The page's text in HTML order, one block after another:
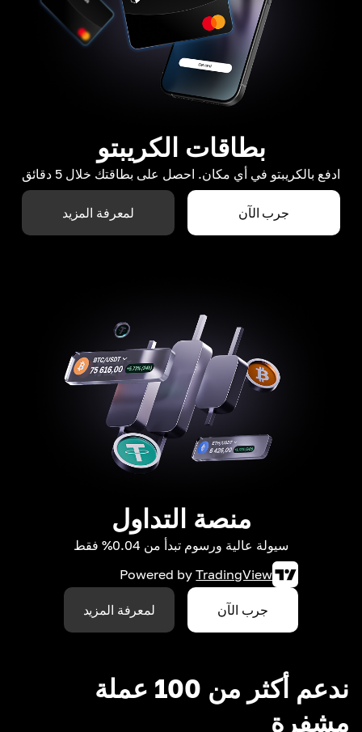
بطاقات الكريبتو
ادفع بالكريبتو في أي مكان. احصل على بطاقتك خلال 5 دقائق
جرب الآن لمعرفة المزيد
منصة التداول
سيولة عالية ورسوم تبدأ من 0.04% فقط
Powered by TradingView
جرب الآن لمعرفة المزيد
ندعم أكثر من 100 عملة
مشفرة